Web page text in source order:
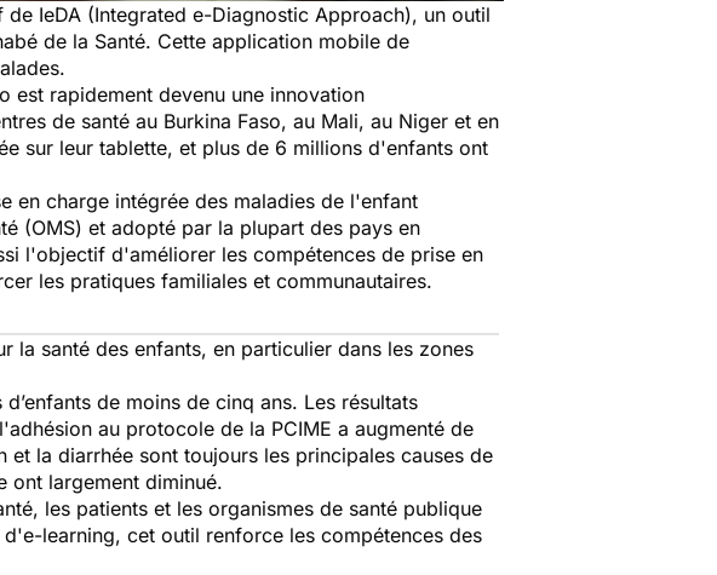
de IeDA (Integrated e-Diagnostic Approach), un outil
de la Santé. Cette application mobile de
est rapidement devenu une innovation
de santé au Burkina Faso, au Mali, au Niger et en
sur leur tablette, et plus de 6 millions d'enfants ont
en charge intégrée des maladies de l'enfant
(OMS) et adopté par la plupart des pays en
l'objectif d'améliorer les compétences de prise en
les pratiques familiales et communautaires.
la santé des enfants, en particulier dans les zones
de moins de cinq ans. Les résultats
au protocole de la PCIME a augmenté de
la diarrhée sont toujours les principales causes de
ont largement diminué.
les patients et les organismes de santé publique
learning, cet outil renforce les compétences des